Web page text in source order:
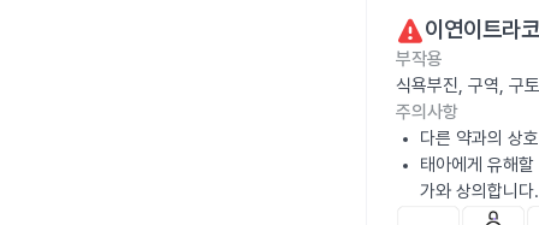
이연이트라
부작용
식욕부진, 구역, 구
주의사항
다른 약과의 상
태아에게 유해
가와 상의합니다.